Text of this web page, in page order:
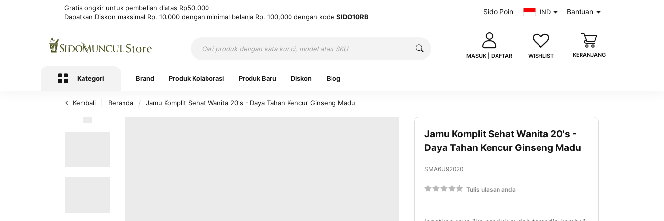
Gratis ongkir untuk pembelian diatas Rp50.000
Dapatkan Diskon maksimal Rp. 10.000 dengan minimal belanja Rp. 100,000 dengan kode SIDO10RB
Sido Poin IND Bantuan
MASUK | DAFTAR
Ingatkan saya Lupa kata sandi?
WISHLIST KERANJANG
Kategori Brand Produk Kolaborasi Produk Baru Diskon Blog
Kembali Beranda Jamu Komplit Sehat Wanita 20's - Daya Tahan Kencur Ginseng Madu
Jamu Komplit Sehat Wanita 20's -
Daya Tahan Kencur Ginseng Madu
SMA6U92020
Rating:
60
% of 100
Tulis ulasan anda